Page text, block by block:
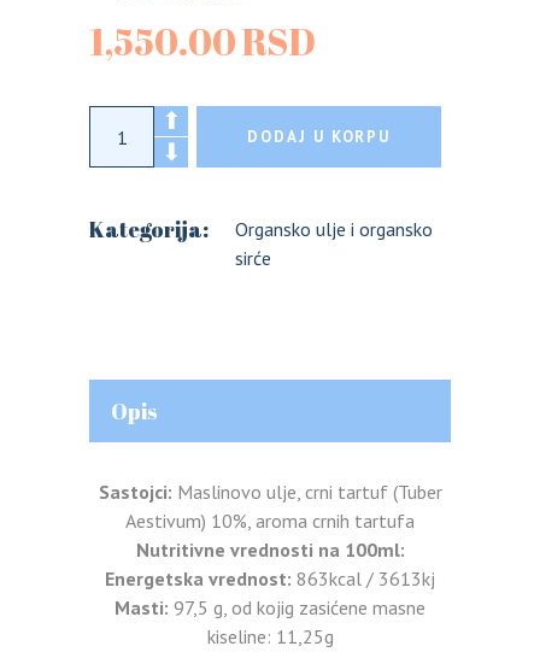
1,550.00RSD
Sr tartufi sprej maslinovo ulje sa listićima
DODAJ U KORPU
Kategorija:
Organsko ulje i organsko
sirće
Opis
Sastojci: Maslinovo ulje, crni tartuf (Tuber
Aestivum) 10%, aroma crnih tartufa
Nutritivne vrednosti na 100ml:
Energetska vrednost: 863kcal / 3613kj
Masti: 97,5 g, od kojig zasićene masne
kiseline: 11,25g